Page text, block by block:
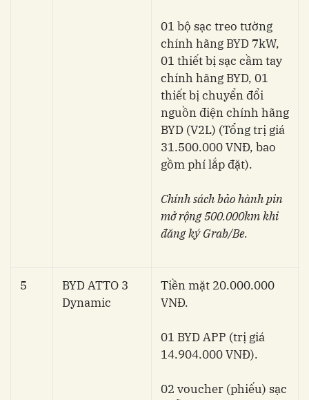
01 bộ sạc treo tường
chính hãng BYD 7kW,
01 thiết bị sạc cầm tay
chính hãng BYD, 01
thiết bị chuyển đổi
nguồn điện chính hãng
BYD (V2L) (Tổng trị giá
31.500.000 VNĐ, bao
gồm phí lắp đặt).
Chính sách bảo hành pin
mở rộng 500.000km khi
đăng ký Grab/Be.
5
BYD ATTO 3
Dynamic
Tiền mặt 20.000.000
VNĐ.
01 BYD APP (trị giá
14.904.000 VNĐ).
02 voucher (phiếu) sạc